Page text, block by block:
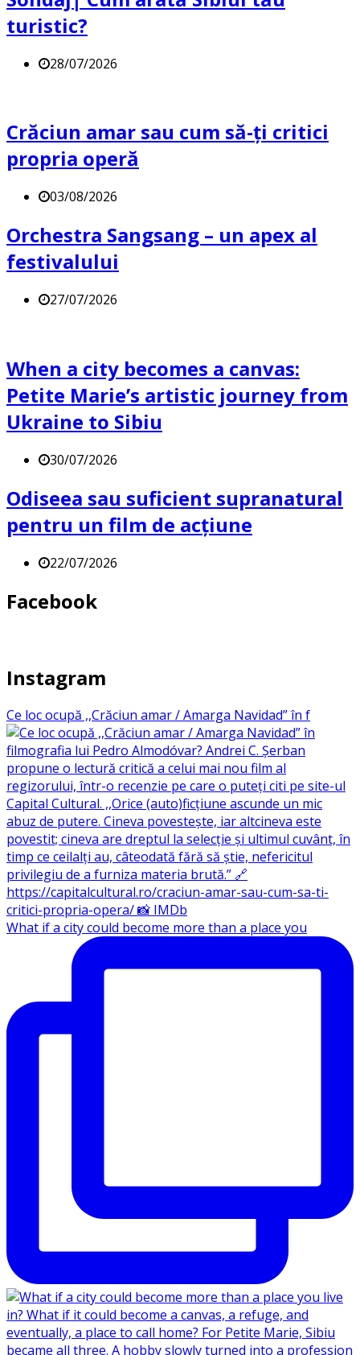
turistic?
28/07/2026
Crăciun amar sau cum să-ți critici
propria operă
03/08/2026
Orchestra Sangsang – un apex al
festivalului
27/07/2026
When a city becomes a canvas:
Petite Marie’s artistic journey from
Ukraine to Sibiu
30/07/2026
Odiseea sau suficient supranatural
pentru un film de acțiune
22/07/2026
Facebook
Instagram
Ce loc ocupă ,,Crăciun amar / Amarga Navidad” în f
What if a city could become more than a place you